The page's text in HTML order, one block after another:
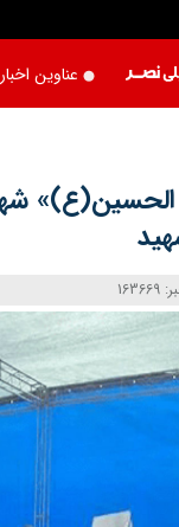
عناوین اخبار